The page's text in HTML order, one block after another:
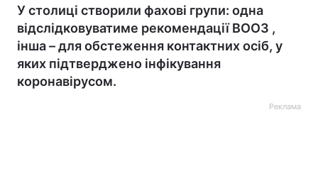
У столиці створили фахові групи: одна
відслідковуватиме рекомендації ВООЗ ,
інша – для обстеження контактних осіб, у
яких підтверджено інфікування
коронавірусом.
Реклама